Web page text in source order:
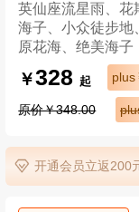
英仙座流星雨、花
海子、小众徒步地
原花海、绝美海子
￥328起 plus
原价￥348.00
开通会员立返200